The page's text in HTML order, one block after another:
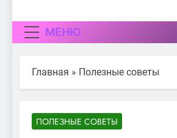
МЕНЮ
Главная » Полезные советы
ПОЛЕЗНЫЕ СОВЕТЫ